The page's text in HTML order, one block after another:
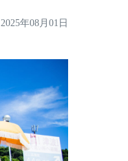
2025年08月01日